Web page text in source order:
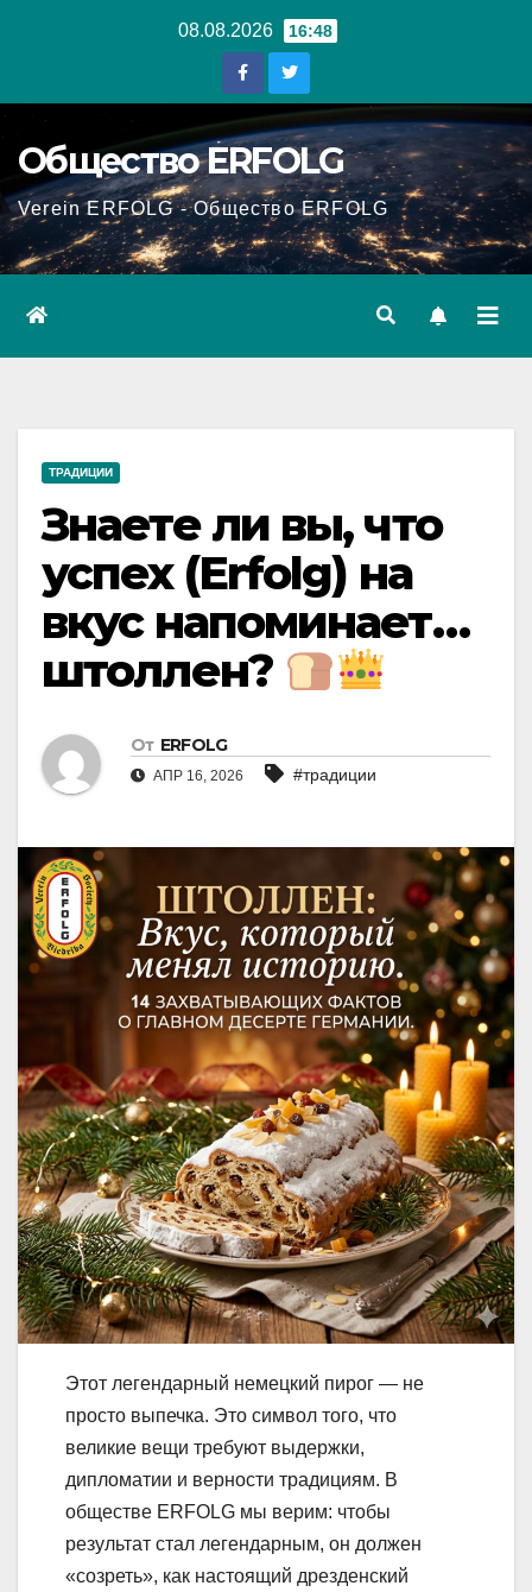
08.08.2026 16:48
Общество ERFOLG
Verein ERFOLG - Общество ERFOLG
ТРАДИЦИИ
Знаете ли вы, что
успех (Erfolg) на
вкус напоминает…
штоллен?
От ERFOLG
АПР 16, 2026 #традиции
Этот легендарный немецкий пирог — не
просто выпечка. Это символ того, что
великие вещи требуют выдержки,
дипломатии и верности традициям. В
обществе ERFOLG мы верим: чтобы
результат стал легендарным, он должен
«созреть», как настоящий дрезденский